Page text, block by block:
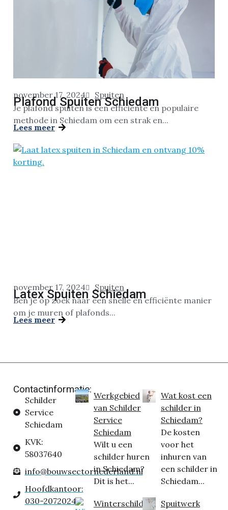
november 17, 2024 Spuiten
Plafond Spuiten Schiedam
Je plafond spuiten is een efficiënte en populaire
methode in Schiedam om een strak en...
Lees meer
november 17, 2024 Spuiten
Latex Spuiten Schiedam
Ben je op zoek naar een snelle en efficiënte manier
om je muren of plafonds...
Lees meer
Contactinformatie:
Schilder
Service
Schiedam
KVK:
58037640
info@bouwsectornederland.nl
Hoofdkantoor:
030-2072024
Werkgebied
van Schilder
Service
Schiedam
Wilt u een
schilder huren
in Schiedam?
Dit is het...
Winterschilder
Wat kost een
schilder in
Schiedam?
De kosten
voor het
inhuren van
een schilder in
Schiedam...
Spuitwerk